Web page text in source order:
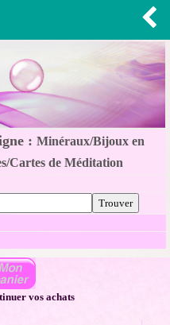
: Minéraux/Bijoux en
Cartes de Méditation
vos achats